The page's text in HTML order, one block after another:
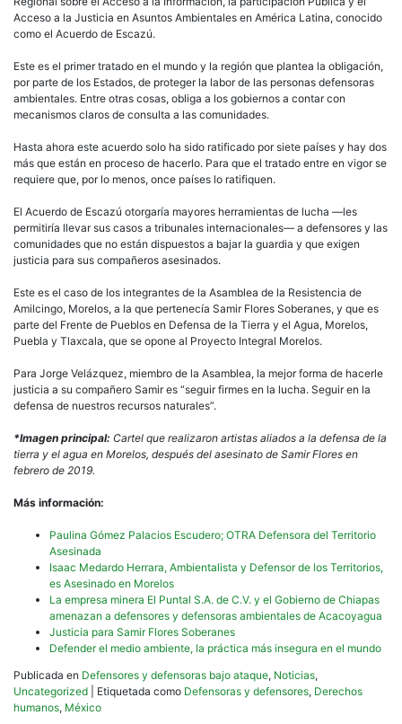
Acceso a la Justicia en Asuntos Ambientales en América Latina, conocido
como el Acuerdo de Escazú.
Este es el primer tratado en el mundo y la región que plantea la obligación,
por parte de los Estados, de proteger la labor de las personas defensoras
ambientales. Entre otras cosas, obliga a los gobiernos a contar con
mecanismos claros de consulta a las comunidades.
Hasta ahora este acuerdo solo ha sido ratificado por siete países y hay dos
más que están en proceso de hacerlo. Para que el tratado entre en vigor se
requiere que, por lo menos, once países lo ratifiquen.
El Acuerdo de Escazú otorgaría mayores herramientas de lucha —les
permitiría llevar sus casos a tribunales internacionales— a defensores y las
comunidades que no están dispuestos a bajar la guardia y que exigen
justicia para sus compañeros asesinados.
Este es el caso de los integrantes de la Asamblea de la Resistencia de
Amilcingo, Morelos, a la que pertenecía Samir Flores Soberanes, y que es
parte del Frente de Pueblos en Defensa de la Tierra y el Agua, Morelos,
Puebla y Tlaxcala, que se opone al Proyecto Integral Morelos.
Para Jorge Velázquez, miembro de la Asamblea, la mejor forma de hacerle
justicia a su compañero Samir es “seguir firmes en la lucha. Seguir en la
defensa de nuestros recursos naturales”.
*Imagen principal: Cartel que realizaron artistas aliados a la defensa de la
tierra y el agua en Morelos, después del asesinato de Samir Flores en
febrero de 2019.
Más información:
Paulina Gómez Palacios Escudero; OTRA Defensora del Territorio
Asesinada
Isaac Medardo Herrara, Ambientalista y Defensor de los Territorios,
es Asesinado en Morelos
La empresa minera El Puntal S.A. de C.V. y el Gobierno de Chiapas
amenazan a defensores y defensoras ambientales de Acacoyagua
Justicia para Samir Flores Soberanes
Defender el medio ambiente, la práctica más insegura en el mundo
Publicada en Defensores y defensoras bajo ataque, Noticias,
Uncategorized
Etiquetada como Defensoras y defensores, Derechos
humanos, México